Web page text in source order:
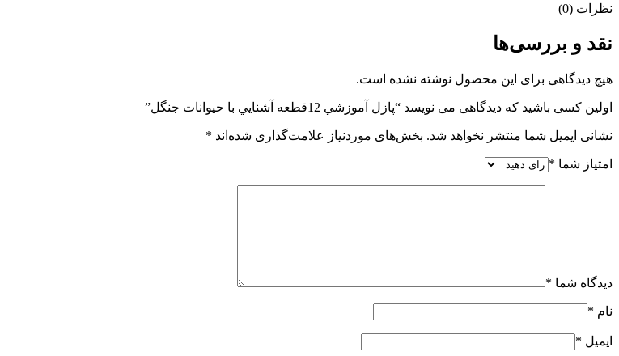
نظرات (0)
نقد و بررسی‌ها
هیچ دیدگاهی برای این محصول نوشته نشده است.
اولین کسی باشید که دیدگاهی می نویسد “پازل آموزشي 12قطعه آشنايي با حيوانات جنگل”
نشانی ایمیل شما منتشر نخواهد شد. بخش‌های موردنیاز علامت‌گذاری شده‌اند *
امتیاز شما *
دیدگاه شما *
نام *
ایمیل *